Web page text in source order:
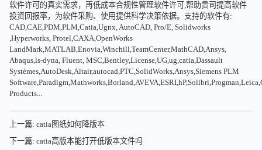
软件许可的真实需求，再低成本合规性管理软件许可,帮助贵司提高软件
投资回报率，为软件采购、使用提供科学决策依据。支持的软件有:
CAD,CAE,PDM,PLM,Catia,Ugnx, AutoCAD, Pro/E, Solidworks
,Hyperworks, Protel,CAXA,OpenWorks
LandMark,MATLAB,Enovia,Winchill,TeamCenter,MathCAD,Ansys,
Abaqus,ls-dyna, Fluent, MSC,Bentley,License,UG,ug,catia,Dassault
Systèmes,AutoDesk,Altair,autocad,PTC,SolidWorks,Ansys,Siemens PLM
Products...
上一篇: catia图纸如何降版本
下一篇: catia高版本能打开低版本文件吗